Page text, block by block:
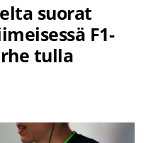
suorat
F1-
tulla